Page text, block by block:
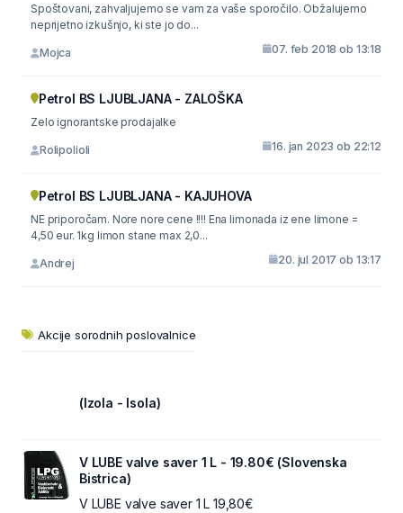
Spoštovani, zahvaljujemo se vam za vaše sporočilo. Obžalujemo
neprijetno izkušnjo, ki ste jo do...
Mojca 07. feb 2018 ob 13:18
Petrol BS LJUBLJANA - ZALOŠKA
Zelo ignorantske prodajalke
Rolipolioli 16. jan 2023 ob 22:12
Petrol BS LJUBLJANA - KAJUHOVA
NE priporočam. Nore nore cene !!!! Ena limonada iz ene limone =
4,50 eur. 1kg limon stane max 2,0...
Andrej 20. jul 2017 ob 13:17
Akcije sorodnih poslovalnice
(Izola - Isola)
V LUBE valve saver 1 L - 19.80€ (Slovenska
Bistrica)
V LUBE valve saver 1 L 19,80€